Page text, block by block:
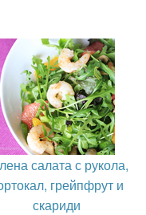
салата с рукола,
грейпфрут и
скариди